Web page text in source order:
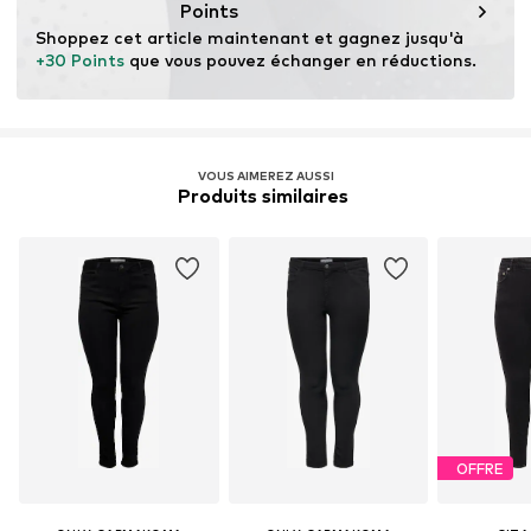
sur la réduction de la consommation d'eau, de produits
chimiques et d'énergie dans la production de fibres.
Points
+30 Points que vous pouvez échanger en réductions.
VOUS AIMEREZ AUSSI
Produits similaires
OFFRE